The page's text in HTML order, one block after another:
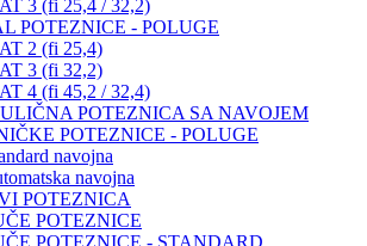
3 (fi 25,4 / 32,2)
POTEZNICE - POLUGE
2 (fi 25,4)
3 (fi 32,2)
4 (fi 45,2 / 32,4)
POTEZNICA SA NAVOJEM
POTEZNICE - POLUGE
navojna
navojna
POTEZNICA
POTEZNICE
POTEZNICE - STANDARD